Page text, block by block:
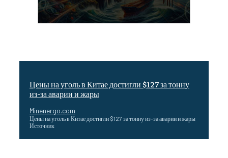
Цены на уголь в Китае достигли $127 за тонну
из-за аварии и жары
Minenergo.com
Цены на уголь в Китае достигли $127 за тонну из-за аварии и жары
Источник